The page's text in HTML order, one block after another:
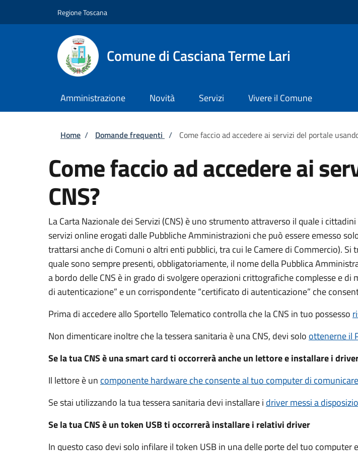
Regione Toscana
Comune di Casciana Terme Lari
Amministrazione Novità Servizi Vivere il Comune
Briciole di pane
Home / Domande frequenti / Come faccio ad accedere ai servizi del portale
Come faccio ad accedere ai
CNS?
La Carta Nazionale dei Servizi (CNS) è uno strumento attraverso il quale i
servizi online erogati dalle Pubbliche Amministrazioni che può essere emesso
trattarsi anche di Comuni o altri enti pubblici, tra cui le Camere di Commercio). Si
quale sono sempre presenti, obbligatoriamente, il nome della Pubblica
a bordo delle CNS è in grado di svolgere operazioni crittografiche complesse e
di autenticazione” e un corrispondente “certificato di autenticazione” che
Prima di accedere allo Sportello Telematico controlla che la CNS in tuo possesso
Non dimenticare inoltre che la tessera sanitaria è una CNS, devi solo ottenerne il
Se la tua CNS è una smart card ti occorrerà anche un lettore e installare i
Il lettore è un componente hardware che consente al tuo computer di
Se stai utilizzando la tua tessera sanitaria devi installare i drivermessi a
Se la tua CNS è un token USB ti occorrerà installare i relativi driver
In questo caso devi solo infilare il token USB in una delle porte del tuo computer e